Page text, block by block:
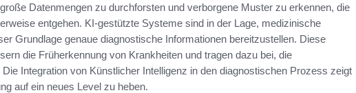
Datenmengen zu durchforsten und verborgene Muster zu erkennen, die
entgehen. KI-gestützte Systeme sind in der Lage, medizinische
Grundlage genaue diagnostische Informationen bereitzustellen. Diese
die Früherkennung von Krankheiten und tragen dazu bei, die
Integration von Künstlicher Intelligenz in den diagnostischen Prozess zeigt
auf ein neues Level zu heben.